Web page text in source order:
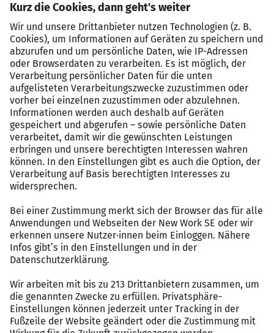
Das sind deine Aufgaben:
Analyse technischer Unterlagenwie Schaltpläne,
Leistungsverzeichnisse oder Excel-Daten sowie
Überführung der Ergebnisse in einestrukturierte
Projekt- und Angebotskalkulation
Nutzung desFachwissens im Schaltanlagenbau
um Bauteile und elektrische Komponenten
technisch und wirtschaftlich zu bewerten
Erstellung von
Angebotsvergleichen sowie professionelle
Auswertung der Rückläufe zurOptimierung der
Kalkulationsprozesse
Pflege, Erweiterung und Aktualisierung der
Produktdatenbank
sowie Abstimmung mit
Herstellern und Lieferanten zur Sicherstellung
aktueller Daten